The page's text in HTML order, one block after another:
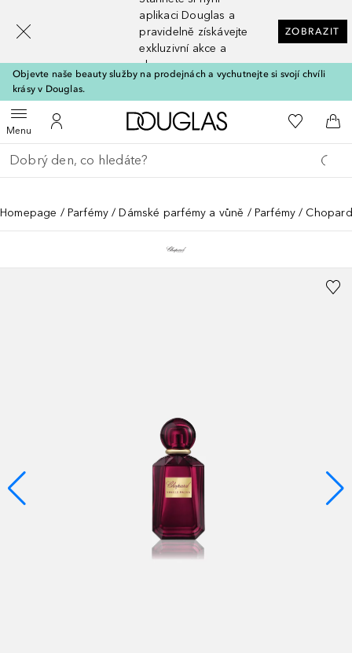
aplikaci Douglas a
pravidelně získávejte
exkluzivní akce a
slevy
ZOBRAZIT
Objevte naše beauty služby na prodejnách a vychutnejte si svojí chvíli
krásy v Douglas.
MenuOtevřít menuK mému účtu
Domů K mému
Do
Vraťte se
Proveďte vyhledávání
Homepage Parfémy Dámské parfémy a vůně Parfémy
[navigation.slideout.screenreader]